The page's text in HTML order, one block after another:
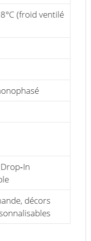
(froid ventilé
décors